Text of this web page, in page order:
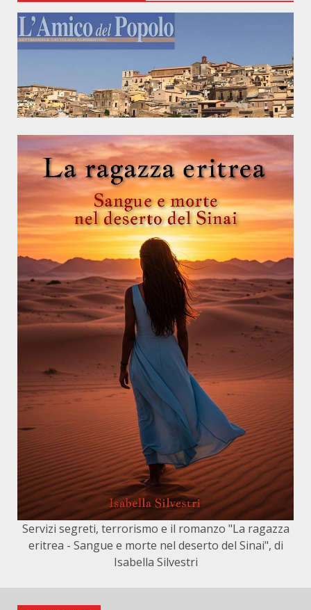
Servizi segreti, terrorismo e il romanzo "La ragazza
eritrea - Sangue e morte nel deserto del Sinai", di
Isabella Silvestri